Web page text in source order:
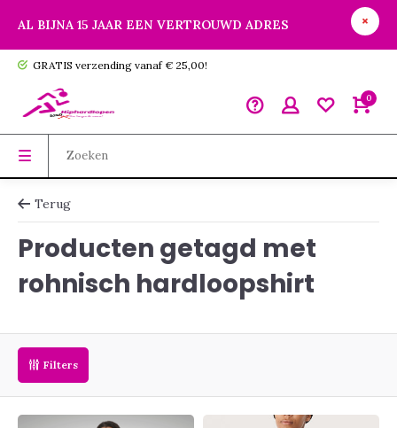
AL BIJNA 15 JAAR EEN VERTROUWD ADRES
GRATIS verzending vanaf € 25,00!
0
Terug
Producten getagd met
rohnisch hardloopshirt
Filters